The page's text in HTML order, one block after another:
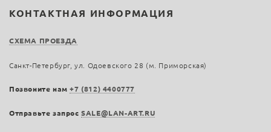
КОНТАКТНАЯ ИНФОРМАЦИЯ
СХЕМА ПРОЕЗДА
Санкт-Петербург, ул. Одоевского 28 (м. Приморская)
Позвоните нам+7 (812) 4400777
Отправьте запросSALE@LAN-ART.RU